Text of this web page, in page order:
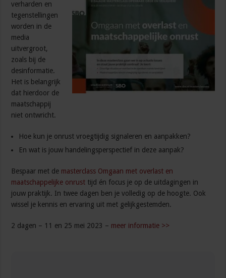
verharden en
tegenstellingen
worden in de
media
uitvergroot,
zoals bij de
desinformatie.
Het is belangrijk
dat hierdoor de
maatschappij
niet ontwricht.
Hoe kun je onrust vroegtijdig signaleren en aanpakken?
En wat is jouw handelingsperspectief in deze aanpak?
Bespaar met de masterclass Omgaan met overlast en
maatschappelijke onrust tijd én focus je op de uitdagingen in
jouw praktijk. In twee dagen ben je volledig op de hoogte. Ook
wissel je kennis en ervaring uit met gelijkgestemden.
2 dagen – 11 en 25 mei 2023 – meer informatie >>